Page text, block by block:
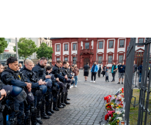
Mondiali calcio 2026